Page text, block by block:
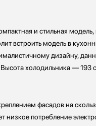
и стильная
встроить модель в
дизайну,
холодильника —
фасадов на
низкое потребление